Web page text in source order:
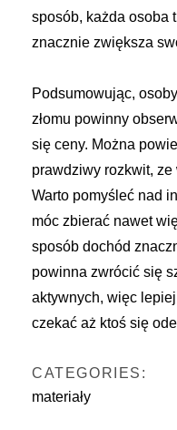
sposób, każda osoba
znacznie zwiększa
Podsumowując,
złomu powinny
się ceny. Można
prawdziwy rozkwit,
Warto pomyśleć nad
móc zbierać nawet
sposób dochód
powinna zwrócić się
aktywnych, więc
czekać aż ktoś się
CATEGORIES:
materiały